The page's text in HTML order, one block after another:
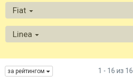
Fiat
Linea
за рейтингом 1 - 16 из 16